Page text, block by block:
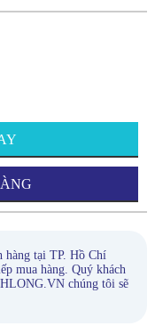
hàng tại TP. Hồ Chí
mua hàng. Quý khách
chúng tôi sẽ